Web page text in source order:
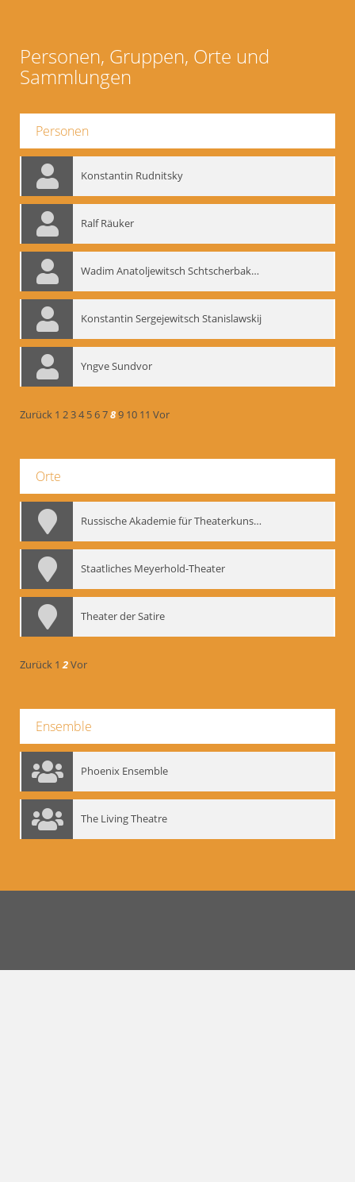
Personen, Gruppen, Orte und
Sammlungen
Personen
Konstantin Rudnitsky
Ralf Räuker
Wadim Anatoljewitsch Schtscherbakow
Konstantin Sergejewitsch Stanislawskij
Yngve Sundvor
Zurück 1 234 56789 10 11 Vor
Orte
Russische Akademie für Theaterkunst – GITIS
Staatliches Meyerhold-Theater
Theater der Satire
Zurück 1 2Vor
Ensemble
Phoenix Ensemble
The Living Theatre